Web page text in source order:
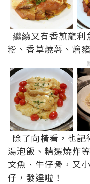
繼續又有香煎龍利
粉、香草燒薯、燴
除了向橫看，也記
湯泡飯、精選燒炸
文魚、牛仔骨，又
仔，發達啦！